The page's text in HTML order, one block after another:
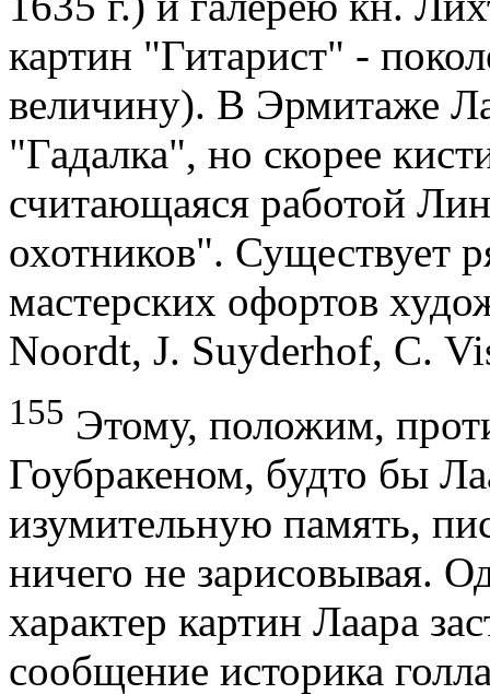
картин "Гитарист" -
величину). В Эрмитаже
"Гадалка", но скорее
считающаяся работой
охотников". Существует
мастерских офортов
Noordt, J. Suyderhof, С.
155 Этому, положим,
Гоубракеном, будто бы
изумительную память,
ничего не зарисовывая.
характер картин Лаара
сообщение историка